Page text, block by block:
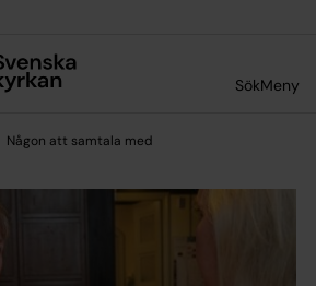
SökMeny
Någon att samtala med